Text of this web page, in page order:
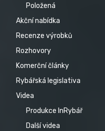
Položená
Akční nabídka
Recenze výrobků
Rozhovory
Komerční články
Rybářská legislativa
Videa
Produkce InRybář
Další videa